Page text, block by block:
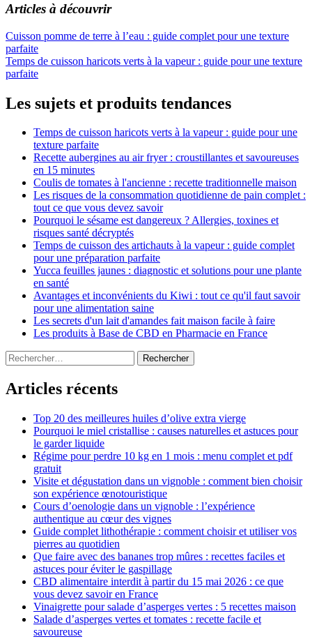
Articles à découvrir
Navigation
de
l’article
Cuisson pomme de terre à l’eau : guide complet pour une texture
parfaite
Temps de cuisson haricots verts à la vapeur : guide pour une texture
parfaite
Les sujets et produits tendances
Temps de cuisson haricots verts à la vapeur : guide pour une
texture parfaite
Recette aubergines au air fryer : croustillantes et savoureuses
en 15 minutes
Coulis de tomates à l'ancienne : recette traditionnelle maison
Les risques de la consommation quotidienne de pain complet :
tout ce que vous devez savoir
Pourquoi le sésame est dangereux ? Allergies, toxines et
risques santé décryptés
Temps de cuisson des artichauts à la vapeur : guide complet
pour une préparation parfaite
Yucca feuilles jaunes : diagnostic et solutions pour une plante
en santé
Avantages et inconvénients du Kiwi : tout ce qu'il faut savoir
pour une alimentation saine
Les secrets d'un lait d'amandes fait maison facile à faire
Les produits à Base de CBD en Pharmacie en France
Rechercher :
Articles récents
Top 20 des meilleures huiles d’olive extra vierge
Pourquoi le miel cristallise : causes naturelles et astuces pour
le garder liquide
Régime pour perdre 10 kg en 1 mois : menu complet et pdf
gratuit
Visite et dégustation dans un vignoble : comment bien choisir
son expérience œnotouristique
Cours d’oenologie dans un vignoble : l’expérience
authentique au cœur des vignes
Guide complet lithothérapie : comment choisir et utiliser vos
pierres au quotidien
Que faire avec des bananes trop mûres : recettes faciles et
astuces pour éviter le gaspillage
CBD alimentaire interdit à partir du 15 mai 2026 : ce que
vous devez savoir en France
Vinaigrette pour salade d’asperges vertes : 5 recettes maison
Salade d’asperges vertes et tomates : recette facile et
savoureuse